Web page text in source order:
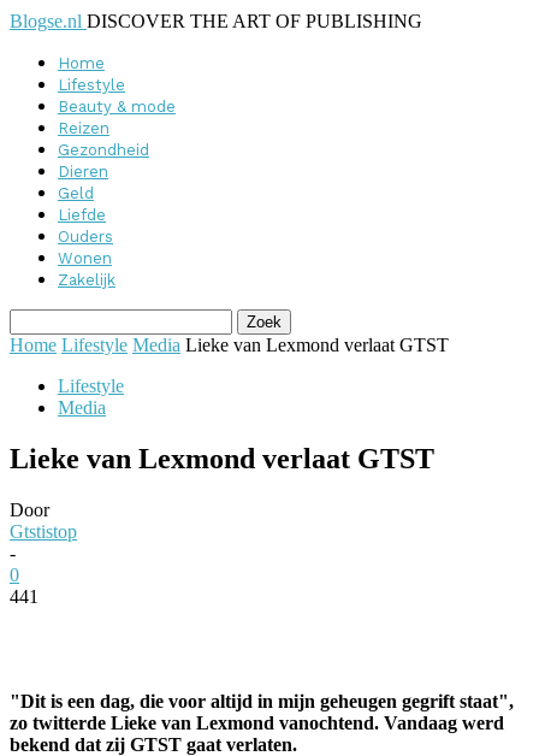
Blogse.nl DISCOVER THE ART OF PUBLISHING
Home
Lifestyle
Beauty & mode
Reizen
Gezondheid
Dieren
Geld
Liefde
Ouders
Wonen
Zakelijk
Home Lifestyle Media Lieke van Lexmond verlaat GTST
Lifestyle
Media
Lieke van Lexmond verlaat GTST
Door
Gtstistop
-
0
441
"Dit is een dag, die voor altijd in mijn geheugen gegrift staat",
zo twitterde Lieke van Lexmond vanochtend. Vandaag werd
bekend dat zij GTST gaat verlaten.